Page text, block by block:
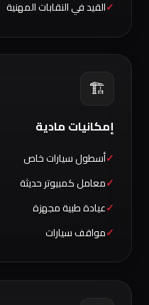
القيد في النقابات المهنية
🏗️
إمكانيات مادية
أسطول سيارات خاص
معامل كمبيوتر حديثة
عيادة طبية مجهزة
مواقف سيارات